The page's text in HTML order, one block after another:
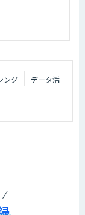
ング
データ活